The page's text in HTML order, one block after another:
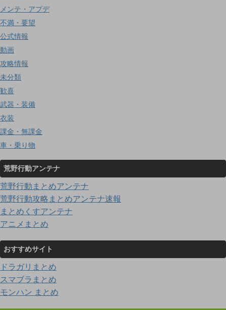
メンテ・アプデ
不満・要望
公式情報
動画
攻略情報
未分類
歓喜
武器・装備
衣装
課金・無課金
車・乗り物
荒野行動アンテナ
荒野行動まとめアンテナ
荒野行動攻略まとめアンテナ速報
まとめくすアンテナ
アニメまとめ
おすすめサイト
ドラガリまとめ
スマブラまとめ
モンハン まとめ